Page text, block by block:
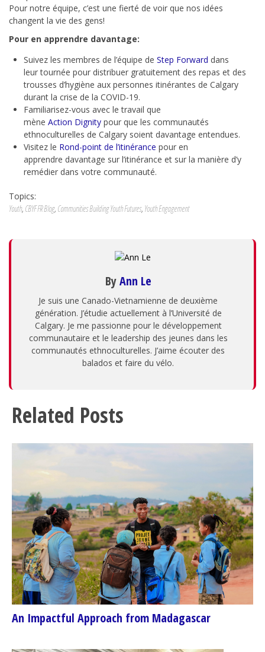
Pour notre équipe, c’est une fierté de voir que nos idées
changent la vie des gens!
Pour en apprendre davantage:
Suivez les membres de l’équipe de Step Forward dans
leurtournée pour distribuer gratuitement des repas et des
trousses d’hygiène aux personnes itinérantes de Calgary
durant la crise de la COVID-19.
Familiarisez-vous avec le travail que
mène Action Dignity pour que les communautés
ethnoculturelles de Calgary soient davantage entendues.
Visitez le Rond-point de l’itinérance pour en
apprendre davantage sur l’itinérance et sur la manière d’y
remédier dans votre communauté.
Topics:
Youth, CBYF FR Blog, Communities Building Youth Futures, Youth Engagement
ByAnn Le
Je suis une Canado-Vietnamienne de deuxième
génération. J’étudie actuellement à l’Université de
Calgary. Je me passionne pour le développement
communautaire et le leadership des jeunes dans les
communautés ethnoculturelles. J’aime écouter des
balados et faire du vélo.
Related Posts
An Impactful Approach from Madagascar